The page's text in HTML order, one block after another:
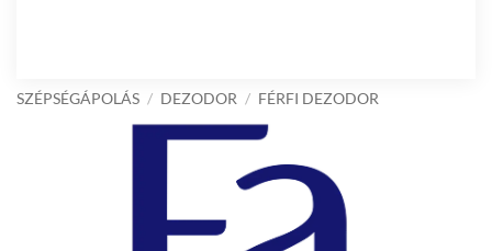
SZÉPSÉGÁPOLÁS / DEZODOR / FÉRFI DEZODOR